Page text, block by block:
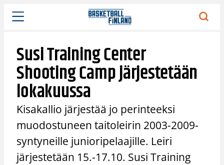
Siirry
sisältöön
Susi Training Center
Shooting Camp järjestetään
lokakuussa
Kisakallio järjestää jo perinteeksi
muodostuneen taitoleirin 2003-2009-
syntyneille junioripelaajille. Leiri
järjestetään 15.-17.10. Susi Training